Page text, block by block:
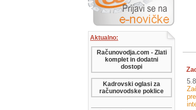
Aktualno:
Računovodja.com - Zlati
komplet in dodatni
dostopi
Kadrovski oglasi za
računovodske poklice